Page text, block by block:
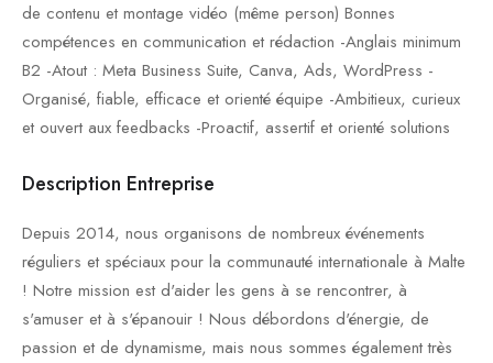
de contenu et montage vidéo (même person) Bonnes
compétences en communication et rédaction -Anglais minimum
B2 -Atout : Meta Business Suite, Canva, Ads, WordPress -
Organisé, fiable, efficace et orienté équipe -Ambitieux, curieux
et ouvert aux feedbacks -Proactif, assertif et orienté solutions
Description Entreprise
Depuis 2014, nous organisons de nombreux événements
réguliers et spéciaux pour la communauté internationale à Malte
! Notre mission est d'aider les gens à se rencontrer, à
s'amuser et à s'épanouir ! Nous débordons d'énergie, de
passion et de dynamisme, mais nous sommes également très